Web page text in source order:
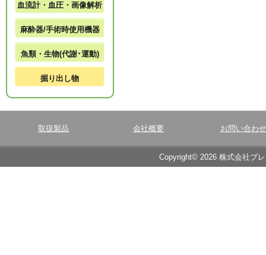
血流計・血圧・画像解析
麻酔器/手術時使用機器
魚類・生物(代謝･運動)
掘り出し物
取扱製品 会社概要 お問い合わせ
Copyright© 2026 株式会社ブ